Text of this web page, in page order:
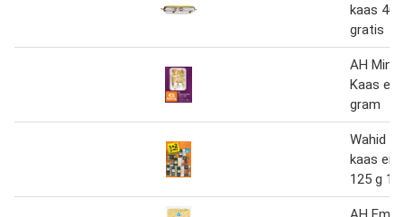
kaas
gratis
AH Mini
Kaas en
gram
Wahid
kaas en
125 g